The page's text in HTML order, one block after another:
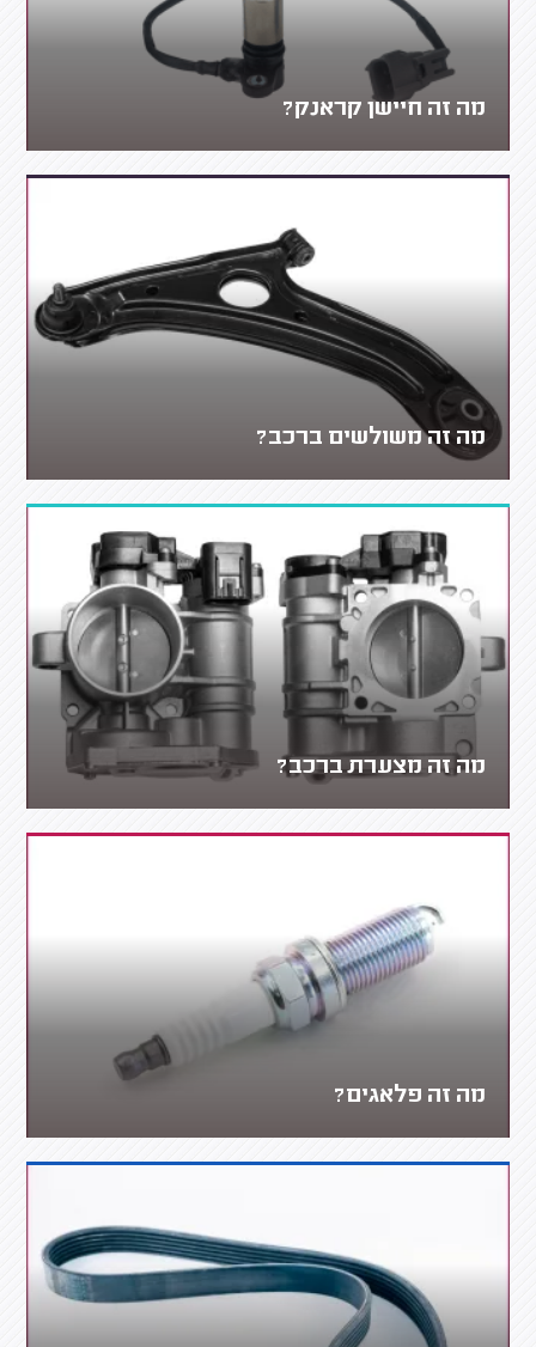
מה זה חיישן קראנק?
מה זה משולשים ברכב?
מה זה מצערת ברכב?
מה זה פלאגים?